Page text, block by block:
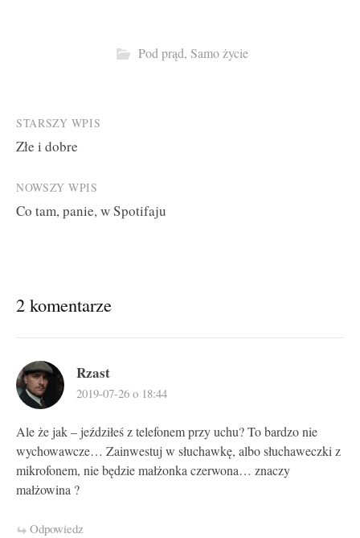
Pod prąd, Samo życie
Post
navigation
STARSZY WPIS
Złe i dobre
NOWSZY WPIS
Co tam, panie, w Spotifaju
2 komentarze
Rzast
2019-07-26 o 18:44
Ale że jak – jeździłeś z telefonem przy uchu? To bardzo nie
wychowawcze… Zainwestuj w słuchawkę, albo słuchaweczki z
mikrofonem, nie będzie małżonka czerwona… znaczy
małżowina ?
Odpowiedz